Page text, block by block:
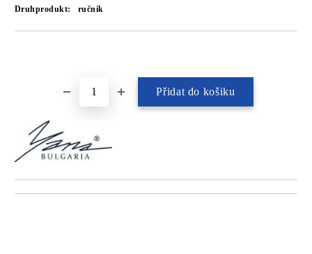
Druhprodukt:
ručník